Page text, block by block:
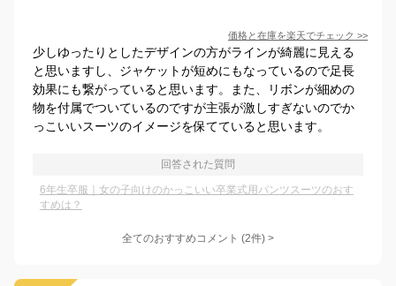
価格と在庫を楽天でチェック >>
少しゆったりとしたデザインの方がラインが綺麗に見える
と思いますし、ジャケットが短めにもなっているので足長
効果にも繋がっていると思います。また、リボンが細めの
物を付属でついているのですが主張が激しすぎないのでか
っこいいスーツのイメージを保てていると思います。
回答された質問
6年生卒服｜女の子向けのかっこいい卒業式用パンツスーツのおす
すめは？
全てのおすすめコメント (2件) >